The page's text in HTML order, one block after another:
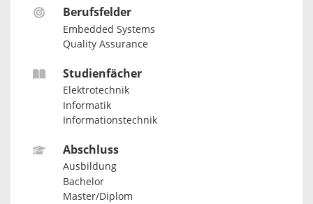
Berufsfelder
Embedded Systems
Quality Assurance
Studienfächer
Elektrotechnik
Informatik
Informationstechnik
Abschluss
Ausbildung
Bachelor
Master/Diplom